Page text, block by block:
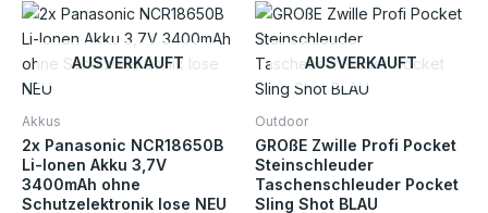
AUSVERKAUFT
Akkus
2x Panasonic NCR18650B
Li-Ionen Akku 3,7V
3400mAh ohne
Schutzelektronik lose NEU
AUSVERKAUFT
Outdoor
GROßE Zwille Profi Pocket
Steinschleuder
Taschenschleuder Pocket
Sling Shot BLAU